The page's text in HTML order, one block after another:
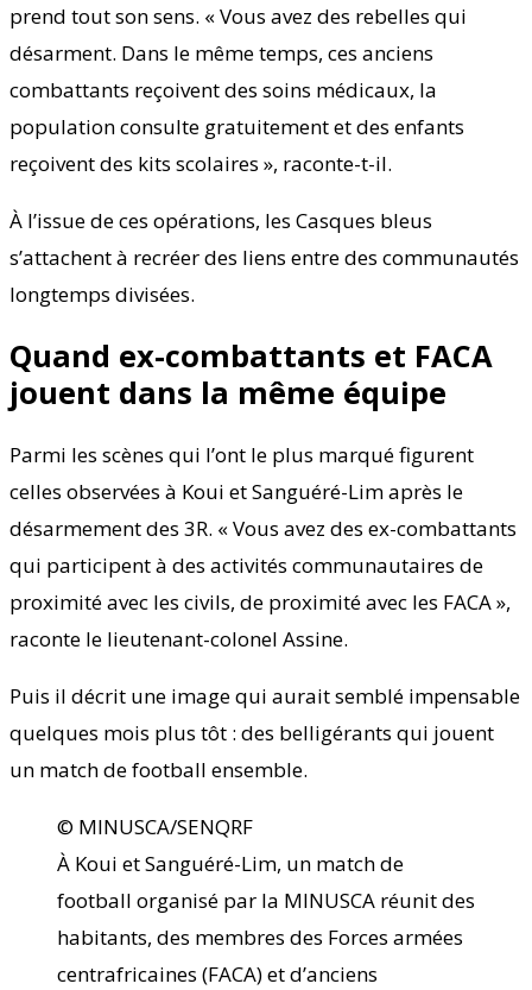
prend tout son sens. « Vous avez des rebelles qui
désarment. Dans le même temps, ces anciens
combattants reçoivent des soins médicaux, la
population consulte gratuitement et des enfants
reçoivent des kits scolaires », raconte-t-il.
À l’issue de ces opérations, les Casques bleus
s’attachent à recréer des liens entre des communautés
longtemps divisées.
Quand ex-combattants et FACA
jouent dans la même équipe
Parmi les scènes qui l’ont le plus marqué figurent
celles observées à Koui et Sanguéré-Lim après le
désarmement des 3R. « Vous avez des ex-combattants
qui participent à des activités communautaires de
proximité avec les civils, de proximité avec les FACA »,
raconte le lieutenant-colonel Assine.
Puis il décrit une image qui aurait semblé impensable
quelques mois plus tôt : des belligérants qui jouent
un match de football ensemble.
© MINUSCA/SENQRF
À Koui et Sanguéré-Lim, un match de
football organisé par la MINUSCA réunit des
habitants, des membres des Forces armées
centrafricaines (FACA) et d’anciens